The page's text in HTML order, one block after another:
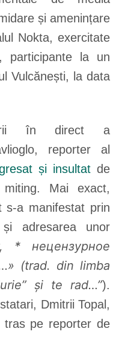
și amenințare
Nokta, exercitate
participante la un
Vulcănești, la data
în direct a
reporter al
și insultatde
Mai exact,
s-a manifestat prin
și adresarea unor
*
нецензурное
(trad. din limba
și te rad…”).
Dmitrii Topal,
pe reporter de